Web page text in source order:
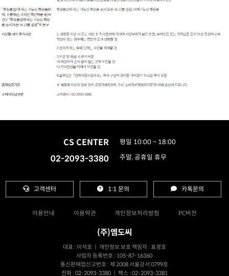
CS CENTER
02-2093-3380
평일 10:00 ~ 18:00
주말, 공휴일 휴무
고객센터 1:1 문의 카톡문의
이용안내 이용약관 개인정보처리방침 PC버전
(주)엠도씨
대표 : 이석호 ㅣ 개인정보 보호 책임자 : 표경호
사업자 등록번호 : 105-87-16360
통신판매업신고번호 : 제 2008 서울강서 0799호
전화 : 02-2093-3380 ㅣ 팩스 : 02-2093-3381